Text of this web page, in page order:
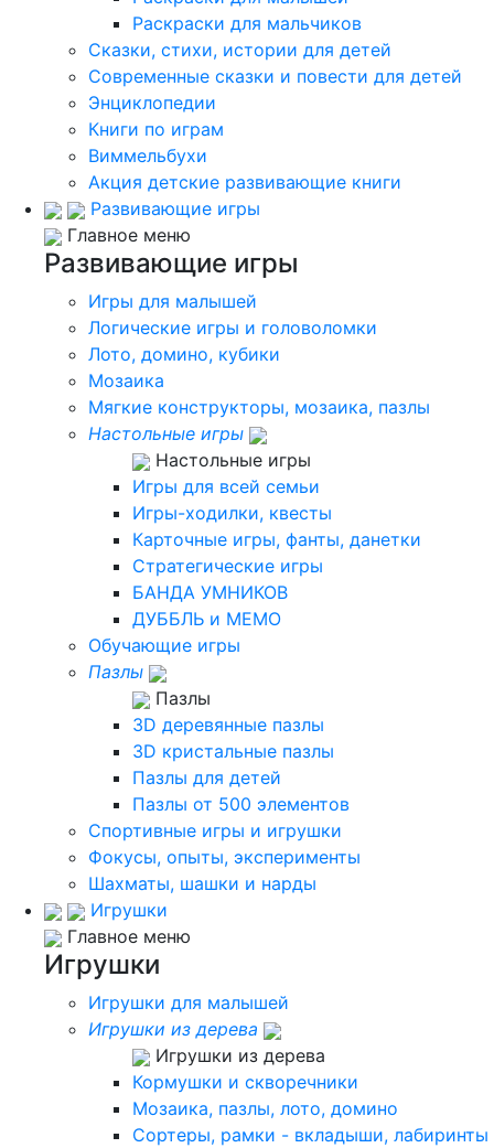
Раскраски для мальчиков
Сказки, стихи, истории для детей
Современные сказки и повести для детей
Энциклопедии
Книги по играм
Виммельбухи
Акция детские развивающие книги
Развивающие игры
Главное меню
Развивающие игры
Игры для малышей
Логические игры и головоломки
Лото, домино, кубики
Мозаика
Мягкие конструкторы, мозаика, пазлы
Настольные игры
Настольные игры
Игры для всей семьи
Игры-ходилки, квесты
Карточные игры, фанты, данетки
Стратегические игры
БАНДА УМНИКОВ
ДУББЛЬ и МЕМО
Обучающие игры
Пазлы
Пазлы
3D деревянные пазлы
3D кристальные пазлы
Пазлы для детей
Пазлы от 500 элементов
Спортивные игры и игрушки
Фокусы, опыты, эксперименты
Шахматы, шашки и нарды
Игрушки
Главное меню
Игрушки
Игрушки для малышей
Игрушки из дерева
Игрушки из дерева
Кормушки и скворечники
Мозаика, пазлы, лото, домино
Сортеры, рамки - вкладыши, лабиринты